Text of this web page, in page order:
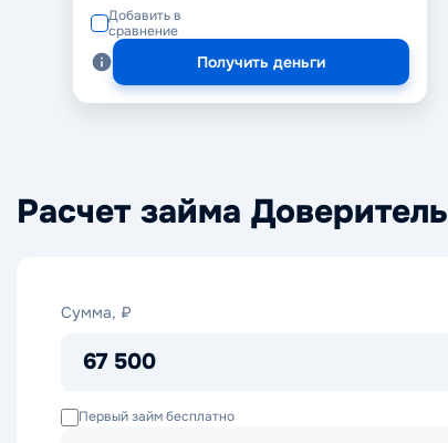
Добавить в
сравнение
Получить деньги
Расчет займа Доверитель
Сумма, ₽
67 500
Сумма,
Первый займ бесплатно